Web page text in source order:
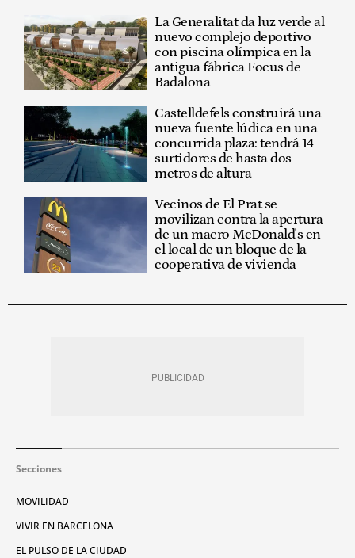
La Generalitat da luz verde al
nuevo complejo deportivo
con piscina olímpica en la
antigua fábrica Focus de
Badalona
Castelldefels construirá una
nueva fuente lúdica en una
concurrida plaza: tendrá 14
surtidores de hasta dos
metros de altura
Vecinos de El Prat se
movilizan contra la apertura
de un macro McDonald's en
el local de un bloque de la
cooperativa de vivienda
Secciones
MOVILIDAD
VIVIR EN BARCELONA
EL PULSO DE LA CIUDAD